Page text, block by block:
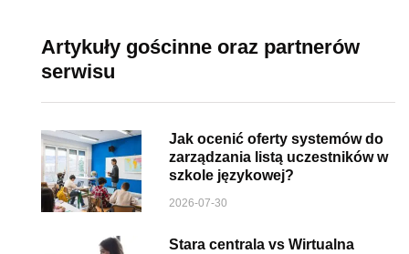
Artykuły gościnne oraz partnerów
serwisu
Jak ocenić oferty systemów do
zarządzania listą uczestników w
szkole językowej?
2026-07-30
Stara centrala vs Wirtualna